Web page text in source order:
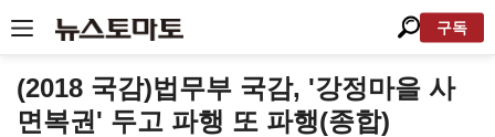
구독
(2018 국감)법무부 국감, '강정마을 사
면복권' 두고 파행 또 파행(종합)